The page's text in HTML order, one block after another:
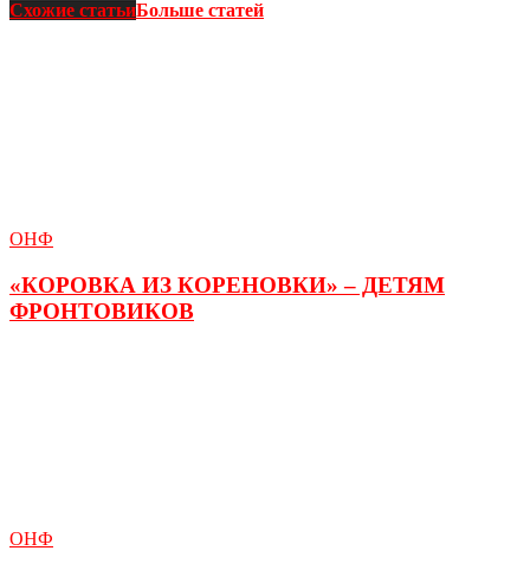
Схожие статьиБольше статей
ОНФ
«КОРОВКА ИЗ КОРЕНОВКИ» – ДЕТЯМ
ФРОНТОВИКОВ
ОНФ